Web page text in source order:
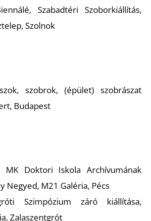
Szabadtéri Szoborkiállítás,
Szolnok
szobrok, (épület) szobrászat
Budapest
MK Doktori Iskola Archívumának
Negyed, M21 Galéria, Pécs
Szimpózium záró kiállítása,
Zalaszentgrót